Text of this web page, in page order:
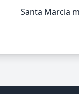
Santa Marcia